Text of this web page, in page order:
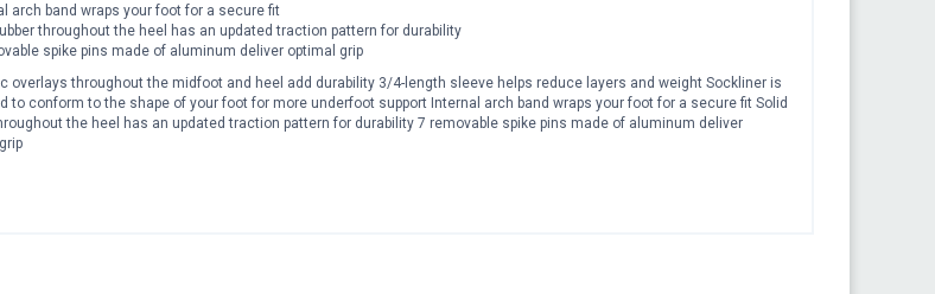
arch band wraps your foot for a secure fit
throughout the heel has an updated traction pattern for durability
spike pins made of aluminum deliver optimal grip
overlays throughout the midfoot and heel add durability 3/4-length sleeve helps reduce layers and weight Sockliner is
to conform to the shape of your foot for more underfoot support Internal arch band wraps your foot for a secure fit Solid
the heel has an updated traction pattern for durability 7 removable spike pins made of aluminum deliver